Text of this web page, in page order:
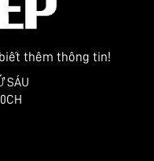
thêm thông tin!
SÁU